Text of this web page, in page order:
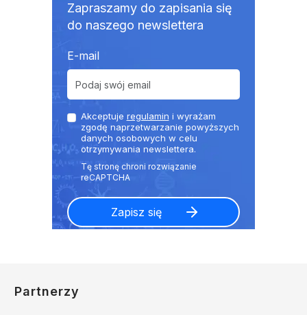
Zapraszamy do zapisania się
do naszego newslettera
E-mail
Akceptuje regulamin i wyrażam
zgodę naprzetwarzanie powyższych
danych osobowych w celu
otrzymywania newslettera.
Partnerzy